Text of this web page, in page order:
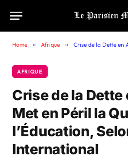
Home » Afrique » Crise de la Dette en Afrique Met en
AFRIQUE
Crise de la
Met en Péril la
l’Éducation,
International